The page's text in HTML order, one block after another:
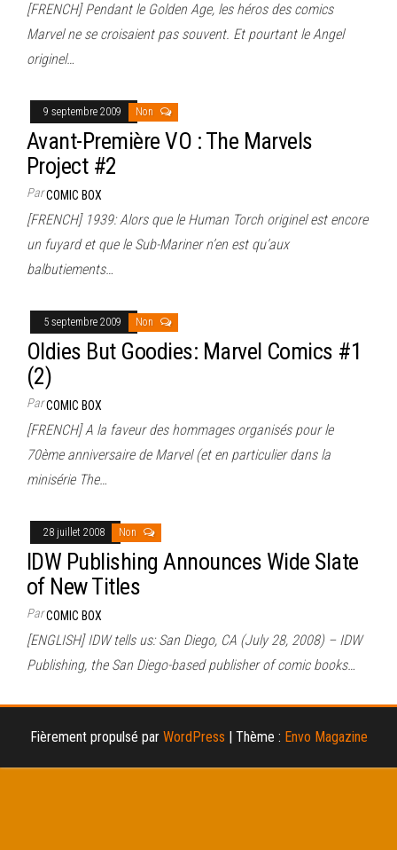
[FRENCH] Pendant le Golden Age, les héros des comics
Marvel ne se croisaient pas souvent. Et pourtant le Angel
originel…
9 septembre 2009 Non
Avant-Première VO : The Marvels
Project #2
ParCOMIC BOX
[FRENCH] 1939: Alors que le Human Torch originel est encore
un fuyard et que le Sub-Mariner n’en est qu’aux
balbutiements…
5 septembre 2009 Non
Oldies But Goodies: Marvel Comics #1
(2)
ParCOMIC BOX
[FRENCH] A la faveur des hommages organisés pour le
70ème anniversaire de Marvel (et en particulier dans la
minisérie The…
28 juillet 2008 Non
IDW Publishing Announces Wide Slate
of New Titles
ParCOMIC BOX
[ENGLISH] IDW tells us: San Diego, CA (July 28, 2008) – IDW
Publishing, the San Diego-based publisher of comic books…
Fièrement propulsé par WordPress Thème : Envo Magazine